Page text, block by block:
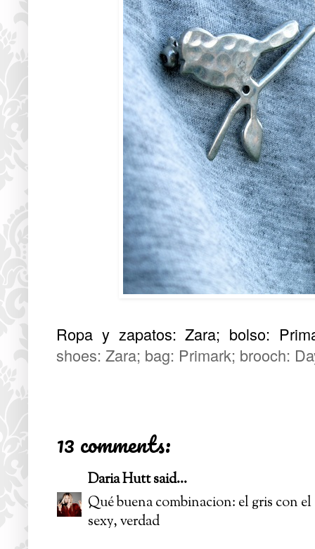
Ropa y zapatos: Zara; bolso:
shoes: Zara; bag: Primark; brooch:
13 comments:
Daria Huttsaid...
Qué buena combinacion: el gris con
sexy, verdad